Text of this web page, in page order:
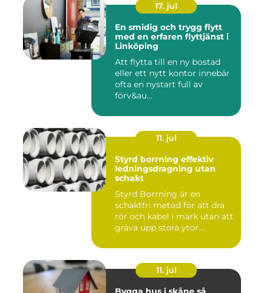
17. jul
En smidig och trygg flytt
med en erfaren flyttjänst i
Linköping
Att flytta till en ny bostad
eller ett nytt kontor innebär
ofta en nystart full av
förv&au...
11. jul
Styrd borrning effektiv
ledningsdragning utan
schakt
Styrd Borrning är en
schaktfri metod för att dra
rör och kabel i mark utan att
gräva upp stora ytor....
11. jul